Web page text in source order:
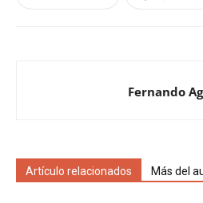
Fernando
Artículo relacionados Más del